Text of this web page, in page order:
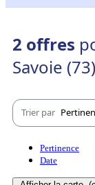
2 offres
Savoie (73)
Trier par
Pertinence
Date